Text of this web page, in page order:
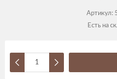
Артикул:
Есть на